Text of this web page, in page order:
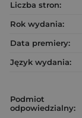
Liczba stron:
Rok wydania:
Data premiery:
Język wydania:
Podmiot
odpowiedzialny: